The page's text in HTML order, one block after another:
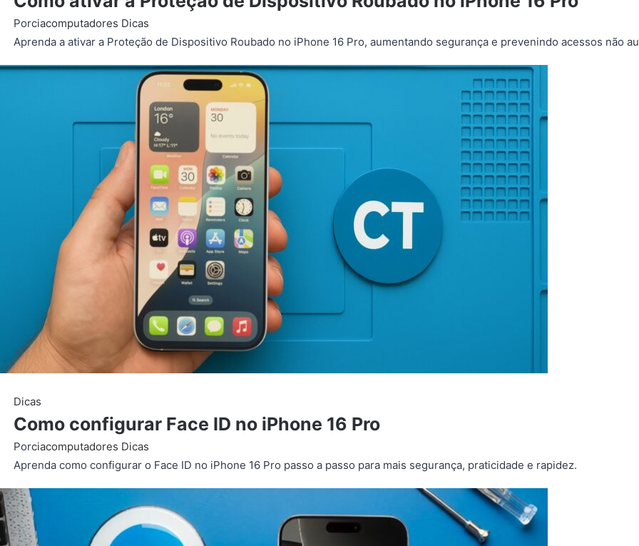
Porciacomputadores Dicas
Aprenda a ativar a Proteção de Dispositivo Roubado no iPhone 16 Pro, aumentando segurança e prevenindo acessos não
Dicas
Como configurar Face ID no iPhone 16 Pro
Porciacomputadores Dicas
Aprenda como configurar o Face ID no iPhone 16 Pro passo a passo para mais segurança, praticidade e rapidez.